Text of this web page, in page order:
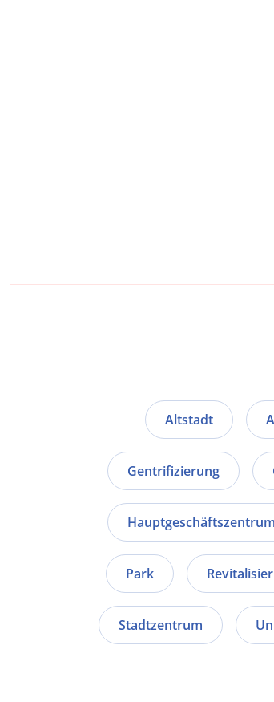
Altstadt
Gentrifizierung
Hauptgeschäftszentrum
Park
Stadtzentrum